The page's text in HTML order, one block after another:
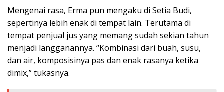
Mengenai rasa, Erma pun mengaku di Setia Budi,
sepertinya lebih enak di tempat lain. Terutama di
tempat penjual jus yang memang sudah sekian tahun
menjadi langganannya. “Kombinasi dari buah, susu,
dan air, komposisinya pas dan enak rasanya ketika
dimix,” tukasnya.